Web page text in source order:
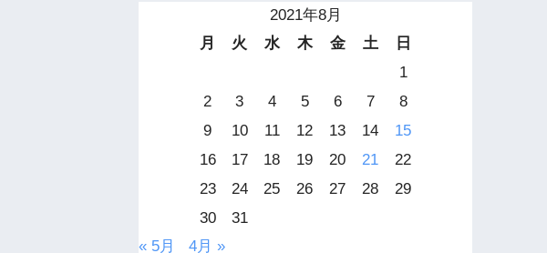
2021年8月
月
火 水 木 金 土
日
1
2
3 4 5 6 7
8
9
10 11 12 13 14
15
16
17 18 19 20 21
22
23
24 25 26 27 28
29
30
31
« 5月
4月 »